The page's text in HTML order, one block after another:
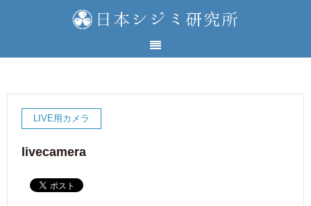
LIVE用カメラ
livecamera